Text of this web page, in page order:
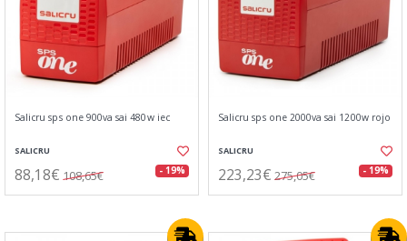
Salicru sps one 900va sai 480w iec
SALICRU
88,18€ 108,65€ - 19%
Salicru sps one 2000va sai 1200w rojo
SALICRU
223,23€ 275,05€ - 19%